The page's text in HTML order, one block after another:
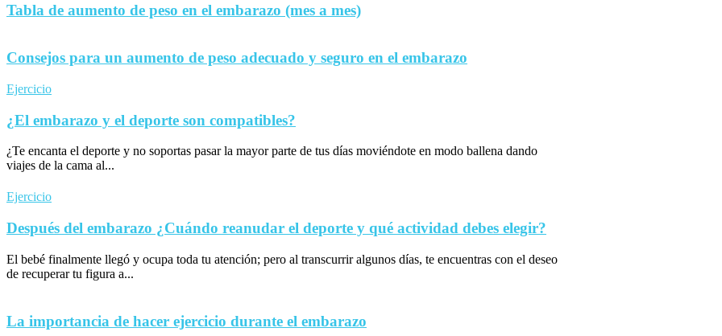
Tabla de aumento de peso en el embarazo (mes a mes)
Consejos para un aumento de peso adecuado y seguro en el embarazo
Ejercicio
¿El embarazo y el deporte son compatibles?
¿Te encanta el deporte y no soportas pasar la mayor parte de tus días moviéndote en modo ballena dando
viajes de la cama al...
Ejercicio
Después del embarazo ¿Cuándo reanudar el deporte y qué actividad debes elegir?
El bebé finalmente llegó y ocupa toda tu atención; pero al transcurrir algunos días, te encuentras con el deseo
de recuperar tu figura a...
La importancia de hacer ejercicio durante el embarazo